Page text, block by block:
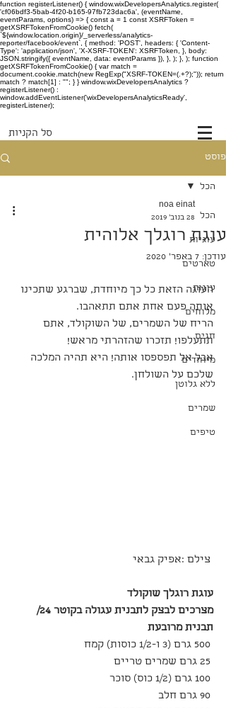
function registerListener() { window.wixDevelopersAnalytics.register(
'cf06bdf3-5bab-4f20-b165-97fb723dac6a', (eventName,
eventParams, options) => { const a = 1 const XSRFToken =
getXSRFTokenFromCookie() fetch(
`${window.location.origin}/_serverless/analytics-
reporter/facebook/event`, { method: 'POST', headers: { 'Content-
Type': 'application/json', 'X-XSRF-TOKEN': XSRFToken, }, body:
JSON.stringify({ eventName, data: eventParams }), }, ); }, ); function
getXSRFTokenFromCookie() { var match =
document.cookie.match(new RegExp("XSRF-TOKEN=(.+?);")); return
match ? match[1] : ""; } } window.wixDevelopersAnalytics ?
registerListener() :
window.addEventListener('wixDevelopersAnalyticsReady',
registerListener);
סל הקניות
פוסט
הכל
עוגיות
טארטים
עוגות
מלוחים
חגים
מיוחדים
ללא גלוטן
שמרים
טיפים
הכל
עוגת רוגלך אלוהית
noa einat
28 בנוב׳ 2019
עודכן: 7 באפר׳ 2020
העוגה הזאת כל כך מיוחדת, שברגע שתכינו
אותה פעם אחת אתם תתאהבו.
הריח של השמרים, של השוקולד, אתם
תתעלפו! תזכרו שהזהרתי מראש!
אבל אל תפספסו אותה! היא תהיה המלכה
שלכם על השולחן.
עוגת רוגלך שוקולד
מצרכים לבצק לתבנית עגולה בקוטר 24/
תבנית מרובעת